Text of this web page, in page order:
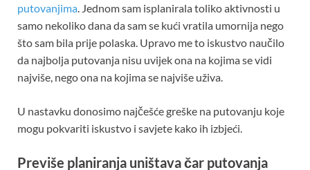
putovanjima. Jednom sam isplanirala toliko aktivnosti u
samo nekoliko dana da sam se kući vratila umornija nego
što sam bila prije polaska. Upravo me to iskustvo naučilo
da najbolja putovanja nisu uvijek ona na kojima se vidi
najviše, nego ona na kojima se najviše uživa.
U nastavku donosimo najčešće greške na putovanju koje
mogu pokvariti iskustvo i savjete kako ih izbjeći.
Previše planiranja uništava čar putovanja